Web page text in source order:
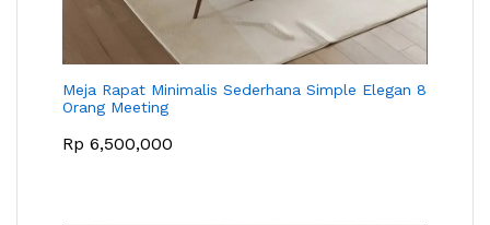
Meja Rapat Minimalis Sederhana Simple Elegan 8
Orang Meeting
Rp 6,500,000